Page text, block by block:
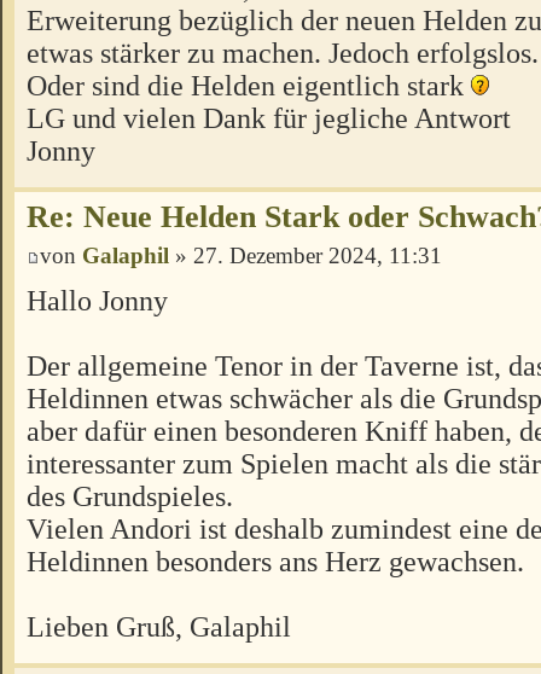
Erweiterung bezüglich der neuen Helden
etwas stärker zu machen. Jedoch
Oder sind die Helden eigentlich stark
LG und vielen Dank für jegliche Antwort
Jonny
Re: Neue Helden Stark oder
von Galaphil » 27. Dezember 2024, 11:31
Hallo Jonny
Der allgemeine Tenor in der Taverne ist,
Heldinnen etwas schwächer als die
aber dafür einen besonderen Kniff haben,
interessanter zum Spielen macht als die
des Grundspieles.
Vielen Andori ist deshalb zumindest eine
Heldinnen besonders ans Herz gewachsen.
Lieben Gruß, Galaphil